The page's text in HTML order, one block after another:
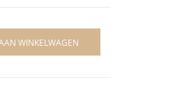
WINKELWAGEN